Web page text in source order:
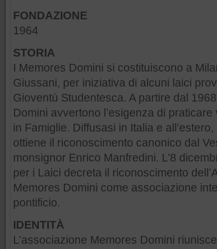
FONDAZIONE
1964
STORIA
I Memores Domini si costituiscono a
Giussani, per iniziativa di alcuni laici
Gioventù Studentesca. A partire dal
Domini avvertono l’esigenza di
in Famiglie. Diffusasi in Italia e
ottiene il riconoscimento canonico dal
monsignor Enrico Manfredini. L’8
per i Laici decreta il riconoscimento
Memores Domini come associazione
pontificio.
IDENTITÀ
L’associazione Memores Domini